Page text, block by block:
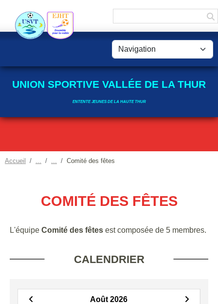
UNION SPORTIVE VALLÉE DE LA THUR
ENTENTE JEUNES DE LA HAUTE THUR
Accueil Comité des fêtes
COMITÉ DES FÊTES
L'équipe Comité des fêtes est composée de 5 membres.
CALENDRIER
Août 2026